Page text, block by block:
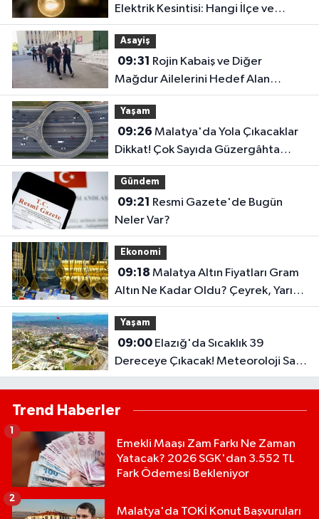
Elektrik Kesintisi: Hangi İlçe ve
Mahallelerde Elektrikler Kesilecek?
Asayiş
09:31
Mağdur Ailelerini Hedef Alan
Şebekeye Operasyon
Yaşam
09:26
Dikkat! Çok Sayıda Güzergâhta
Çalışma Sürüyor..
Gündem
09:21
Neler Var?
Ekonomi
09:18
Altın Ne Kadar Oldu? Çeyrek, Yarım
ve Ata Altın Kaç TL?
Yaşam
09:00Elazığ'da Sıcaklık 39
Dereceye Çıkacak! Meteoroloji Saat
Vererek Uyardı..
Trend Haberler
Emekli Maaşı Zam Farkı Ne Zaman
Yatacak? 2026 SGK'dan 3.552 TL
Fark Ödemesi Bekleniyor
1
Malatya'da TOKİ Konut Başvuruları
2